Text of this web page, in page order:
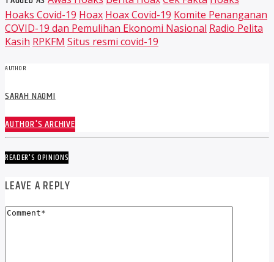
Hoaks Covid-19 Hoax Hoax Covid-19 Komite Penanganan
COVID-19 dan Pemulihan Ekonomi Nasional Radio Pelita
Kasih RPKFM Situs resmi covid-19
AUTHOR
SARAH NAOMI
AUTHOR'S ARCHIVE
READER'S OPINIONS
LEAVE A REPLY